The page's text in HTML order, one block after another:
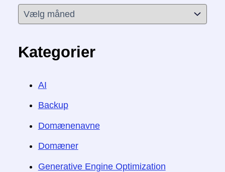
v
e
Kategorier
AI
Backup
Domænenavne
Domæner
Generative Engine Optimization